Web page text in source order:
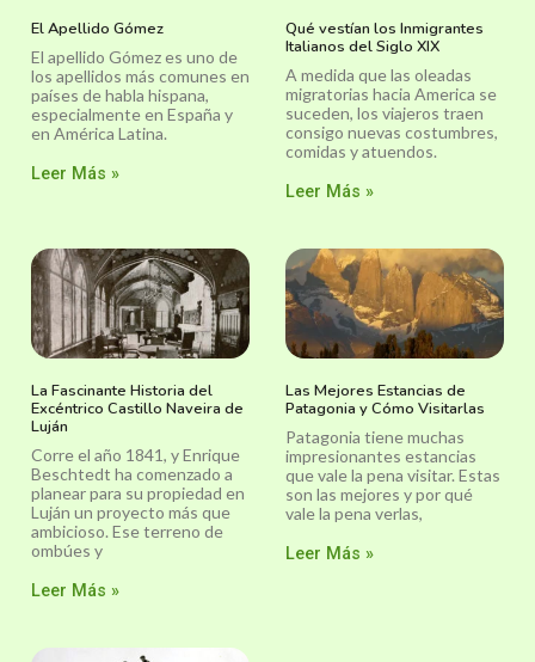
El Apellido Gómez
El apellido Gómez es uno de
los apellidos más comunes en
países de habla hispana,
especialmente en España y
en América Latina.
Leer Más »
Qué vestían los Inmigrantes
Italianos del Siglo XIX
A medida que las oleadas
migratorias hacia America se
suceden, los viajeros traen
consigo nuevas costumbres,
comidas y atuendos.
Leer Más »
La Fascinante Historia del
Excéntrico Castillo Naveira de
Luján
Corre el año 1841, y Enrique
Beschtedt ha comenzado a
planear para su propiedad en
Luján un proyecto más que
ambicioso. Ese terreno de
ombúes y
Leer Más »
Las Mejores Estancias de
Patagonia y Cómo Visitarlas
Patagonia tiene muchas
impresionantes estancias
que vale la pena visitar. Estas
son las mejores y por qué
vale la pena verlas,
Leer Más »